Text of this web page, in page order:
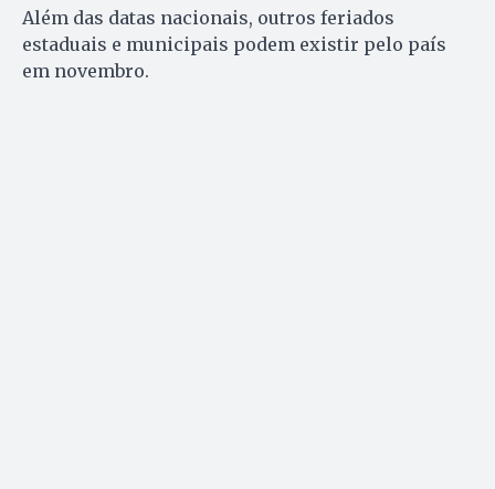
Além das datas nacionais, outros feriados
estaduais e municipais podem existir pelo país
em novembro.